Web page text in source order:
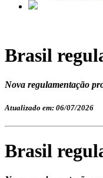
Brasil
Nova regulamentação
Atualizado em: 06/07/2026
Brasil